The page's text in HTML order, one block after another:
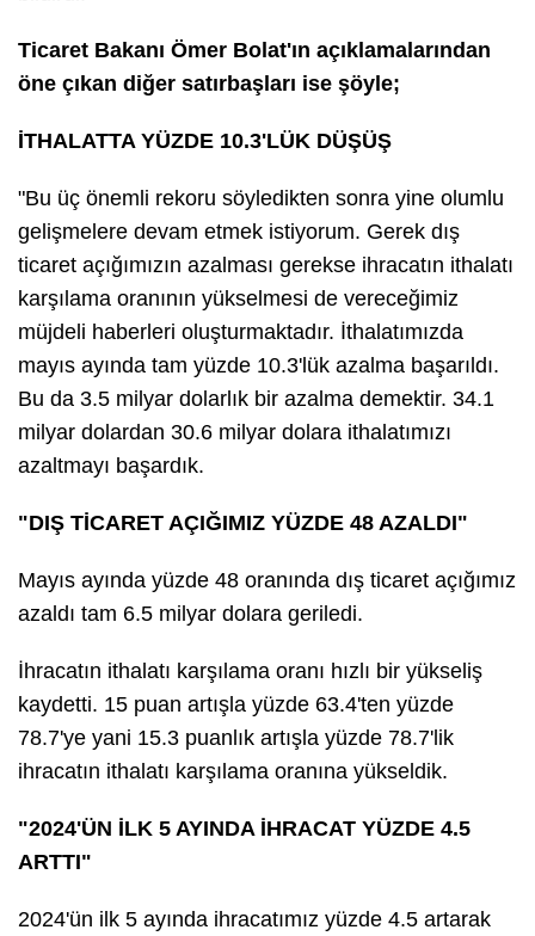
Ticaret Bakanı Ömer Bolat'ın açıklamalarından
öne çıkan diğer satırbaşları ise şöyle;
İTHALATTA YÜZDE 10.3'LÜK DÜŞÜŞ
"Bu üç önemli rekoru söyledikten sonra yine olumlu
gelişmelere devam etmek istiyorum. Gerek dış
ticaret açığımızın azalması gerekse ihracatın ithalatı
karşılama oranının yükselmesi de vereceğimiz
müjdeli haberleri oluşturmaktadır. İthalatımızda
mayıs ayında tam yüzde 10.3'lük azalma başarıldı.
Bu da 3.5 milyar dolarlık bir azalma demektir. 34.1
milyar dolardan 30.6 milyar dolara ithalatımızı
azaltmayı başardık.
"DIŞ TİCARET AÇIĞIMIZ YÜZDE 48 AZALDI"
Mayıs ayında yüzde 48 oranında dış ticaret açığımız
azaldı tam 6.5 milyar dolara geriledi.
İhracatın ithalatı karşılama oranı hızlı bir yükseliş
kaydetti. 15 puan artışla yüzde 63.4'ten yüzde
78.7'ye yani 15.3 puanlık artışla yüzde 78.7'lik
ihracatın ithalatı karşılama oranına yükseldik.
"2024'ÜN İLK 5 AYINDA İHRACAT YÜZDE 4.5
ARTTI"
2024'ün ilk 5 ayında ihracatımız yüzde 4.5 artarak